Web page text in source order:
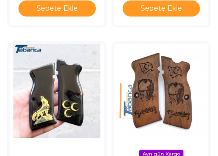
Sepete Ekle Sepete Ekle